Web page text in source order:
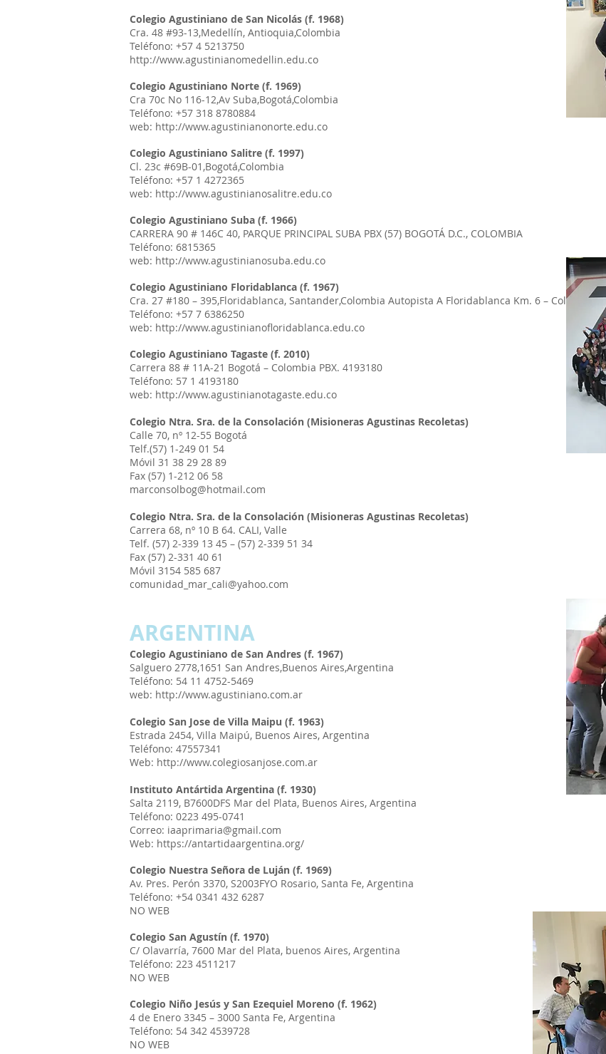
Colegio Agustiniano de San Nicolás (f. 1968)
Cra. 48 #93-13,Medellín, Antioquia,Colombia
Teléfono: +57 4 5213750
http://www.agustinianomedellin.edu.co
Colegio Agustiniano Norte (f. 1969)
Cra 70c No 116-12,Av Suba,Bogotá,Colombia
Teléfono: +57 318 8780884
web: http://www.agustinianonorte.edu.co
Colegio Agustiniano Salitre (f. 1997)
Cl. 23c #69B-01,Bogotá,Colombia
Teléfono: +57 1 4272365
web: http://www.agustinianosalitre.edu.co
Colegio Agustiniano Suba (f. 1966)
CARRERA 90 # 146C 40, PARQUE PRINCIPAL SUBA PBX (57) BOGOTÁ D.C., COLOMBIA
Teléfono: 6815365
web: http://www.agustinianosuba.edu.co
Colegio Agustiniano Floridablanca (f. 1967)
Cra. 27 #180 – 395,Floridablanca, Santander,Colombia Autopista A Floridablanca Km. 6 – Colombia
Teléfono: +57 7 6386250
web: http://www.agustinianofloridablanca.edu.co
Colegio Agustiniano Tagaste (f. 2010)
Carrera 88 # 11A-21 Bogotá – Colombia PBX. 4193180
Teléfono: 57 1 4193180
web: http://www.agustinianotagaste.edu.co
Colegio Ntra. Sra. de la Consolación (Misioneras Agustinas Recoletas)
Calle 70, nº 12-55 Bogotá
Telf.(57) 1-249 01 54
Móvil 31 38 29 28 89
Fax (57) 1-212 06 58
marconsolbog@hotmail.com
Colegio Ntra. Sra. de la Consolación (Misioneras Agustinas Recoletas)
Carrera 68, nº 10 B 64. CALI, Valle
Telf. (57) 2-339 13 45 – (57) 2-339 51 34
Fax (57) 2-331 40 61
Móvil 3154 585 687
comunidad_mar_cali@yahoo.com
ARGENTINA
Colegio Agustiniano de San Andres (f. 1967)
Salguero 2778,1651 San Andres,Buenos Aires,Argentina
Teléfono: 54 11 4752-5469
web: http://www.agustiniano.com.ar
Colegio San Jose de Villa Maipu (f. 1963)
Estrada 2454, Villa Maipú, Buenos Aires, Argentina
Teléfono: 47557341
Web: http://www.colegiosanjose.com.ar
Instituto Antártida Argentina (f. 1930)
Salta 2119, B7600DFS Mar del Plata, Buenos Aires, Argentina
Teléfono: 0223 495-0741
Correo: iaaprimaria@gmail.com
Web: https://antartidaargentina.org/
Colegio Nuestra Señora de Luján (f. 1969)
Av. Pres. Perón 3370, S2003FYO Rosario, Santa Fe, Argentina
Teléfono: +54 0341 432 6287
NO WEB
Colegio San Agustín (f. 1970)
C/ Olavarría, 7600 Mar del Plata, buenos Aires, Argentina
Teléfono: 223 4511217
NO WEB
Colegio Niño Jesús y San Ezequiel Moreno (f. 1962)
4 de Enero 3345 – 3000 Santa Fe, Argentina
Teléfono: 54 342 4539728
NO WEB